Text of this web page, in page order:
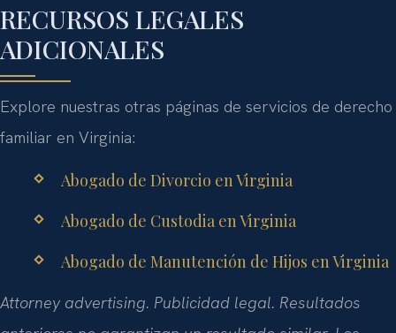
RECURSOS LEGALES
ADICIONALES
Explore nuestras otras páginas de servicios de derecho
familiar en Virginia:
Abogado de Divorcio en Virginia
Abogado de Custodia en Virginia
Abogado de Manutención de Hijos en Virginia
Attorney advertising. Publicidad legal. Resultados